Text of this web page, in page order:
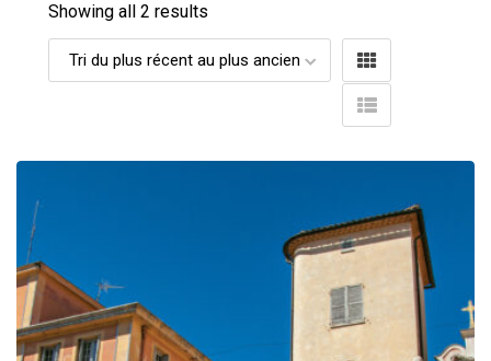
Showing all 2 results